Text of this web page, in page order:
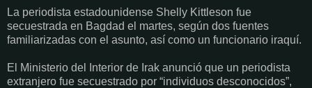
La periodista estadounidense Shelly Kittleson fue
secuestrada en Bagdad el martes, según dos fuentes
familiarizadas con el asunto, así como un funcionario iraquí.
El Ministerio del Interior de Irak anunció que un periodista
extranjero fue secuestrado por “individuos desconocidos”,